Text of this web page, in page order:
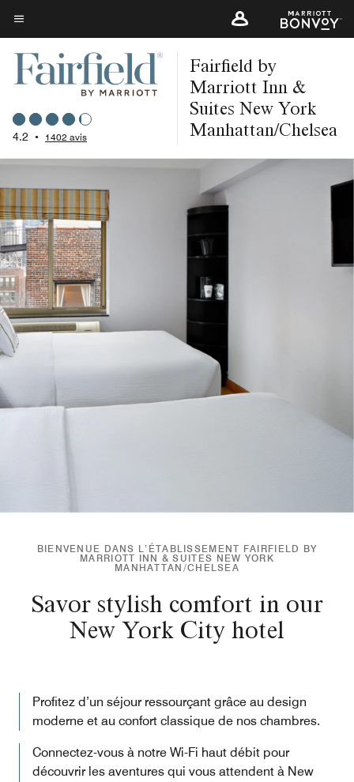
Skip
to
main
content
Texte du menu
4.2 • 1402 avis
Fairfield by
Marriott Inn &
Suites New York
Manhattan/Chelsea
BIENVENUE DANS L’ÉTABLISSEMENT FAIRFIELD BY
MARRIOTT INN & SUITES NEW YORK
MANHATTAN/CHELSEA
Savor stylish comfort in our
New York City hotel
Profitez d’un séjour ressourçant grâce au design
moderne et au confort classique de nos chambres.
Connectez-vous à notre Wi-Fi haut débit pour
découvrir les aventures qui vous attendent à New